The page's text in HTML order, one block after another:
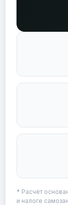
* Расчёт
и налоге